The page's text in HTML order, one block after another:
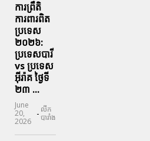
ការព្រឹតិ
ការពារ​ពិត
ប្រទេស
២០២៦:
ប្រទេសបារី
vs ប្រទេស
អ៊ីរ៉ាគ ថ្ងៃទី​
២៣ ...
June
20,
2026
- លីក
បារាំង